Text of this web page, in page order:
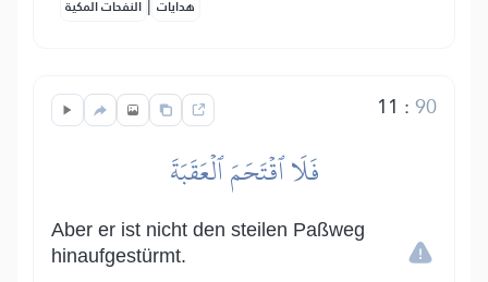
النفحات المكية
هدايات
11 :90
فَلَا ٱقۡتَحَمَ ٱلۡعَقَبَةَ
Aber er ist nicht den steilen Paßweg
hinaufgestürmt.